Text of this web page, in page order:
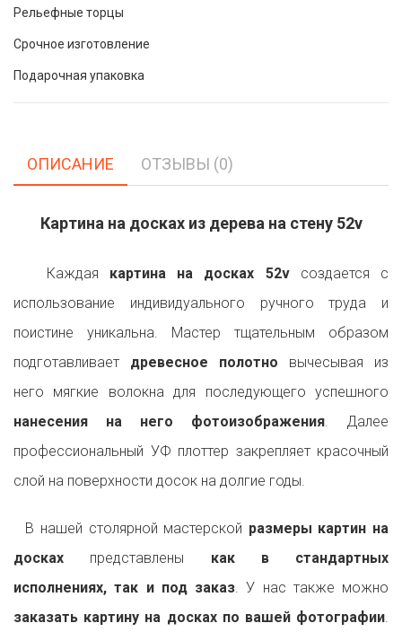
Рельефные торцы
Срочное изготовление
Подарочная упаковка
ОПИСАНИЕ ОТЗЫВЫ (0)
Картина на досках из дерева на стену 52v
Каждая картина на досках 52vсоздается с
использование индивидуального ручного труда и
поистине уникальна. Мастер тщательным образом
подготавливает древесное полотно вычесывая из
него мягкие волокна для последующего успешного
нанесения на него фотоизображения. Далее
профессиональный УФ плоттер закрепляет красочный
слой на поверхности досок на долгие годы.
В нашей столярной мастерской размеры картин на
досках представлены как в стандартных
исполнениях, так и под заказ. У нас также можно
заказать картину на досках по вашей фотографии.